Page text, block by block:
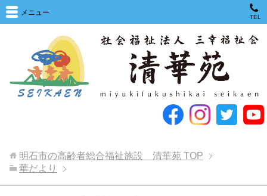
メニュー
TEL
明石市の高齢者総合福祉施設 清華苑 TOP
華だより